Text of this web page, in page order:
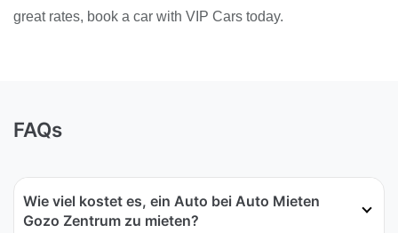
great rates, book a car with VIP Cars today.
FAQs
Wie viel kostet es, ein Auto bei Auto Mieten
Gozo Zentrum zu mieten?